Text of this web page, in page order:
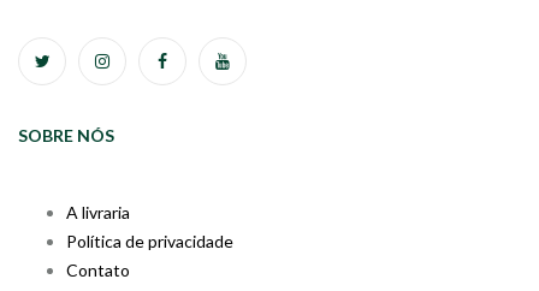
SOBRE NÓS
A livraria
Política de privacidade
Contato